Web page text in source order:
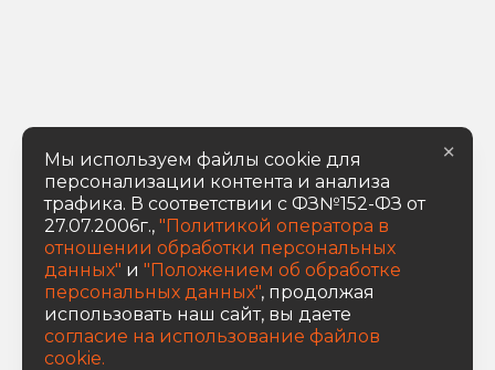
Мы используем файлы cookie для
персонализации контента и анализа
трафика. В соответствии с ФЗ№152-ФЗ от
27.07.2006г., "Политикой оператора в
отношении обработки персональных
данных" и "Положением об обработке
персональных данных", продолжая
использовать наш сайт, вы даете
согласие на использование файлов
cookie.
×